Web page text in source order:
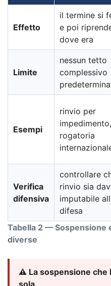
Tabella 2 — Sospensione
diverse
Effetto
il termine si
e poi
dove era
Limite
nessun tetto
complessivo
Esempi
rinvio per
impedimento,
rogatoria
Verifica
difensiva
controllare
rinvio sia
imputabile
difesa
⚠️ La sospensione che
sola